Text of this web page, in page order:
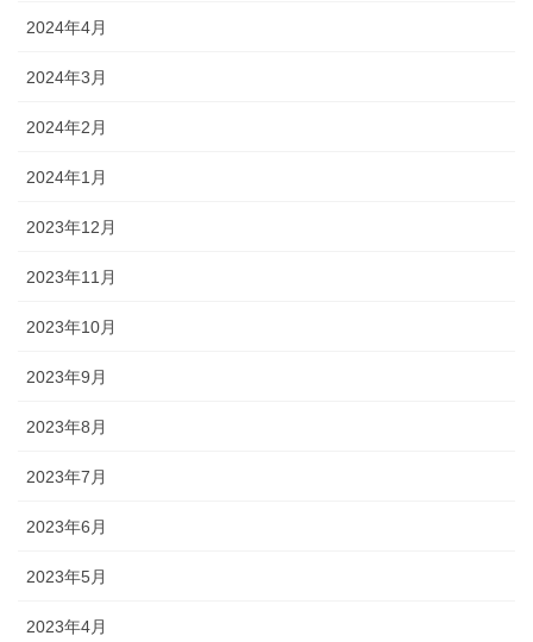
2024年4月
2024年3月
2024年2月
2024年1月
2023年12月
2023年11月
2023年10月
2023年9月
2023年8月
2023年7月
2023年6月
2023年5月
2023年4月